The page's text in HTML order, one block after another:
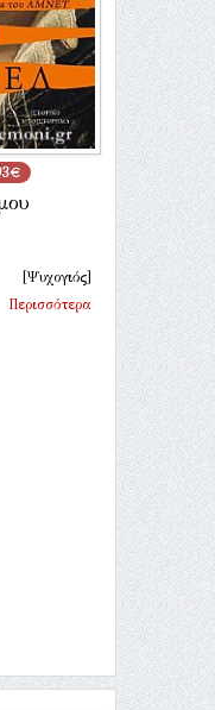
[Ψυχογιός]
Περισσότερα